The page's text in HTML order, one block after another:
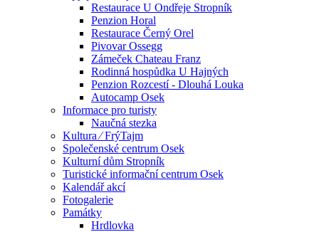
Restaurace U Ondřeje Stropník
Penzion Horal
Restaurace Černý Orel
Pivovar Ossegg
Zámeček Chateau Franz
Rodinná hospůdka U Hajných
Penzion Rozcestí - Dlouhá Louka
Autocamp Osek
Informace pro turisty
Naučná stezka
Kultura ⁄ FrýTajm
Společenské centrum Osek
Kulturní dům Stropník
Turistické informační centrum Osek
Kalendář akcí
Fotogalerie
Památky
Hrdlovka